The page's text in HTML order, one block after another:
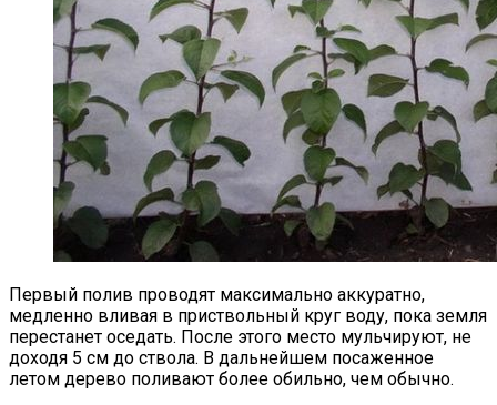
Первый полив проводят максимально аккуратно,
медленно вливая в приствольный круг воду, пока земля
перестанет оседать. После этого место мульчируют, не
доходя 5 см до ствола. В дальнейшем посаженное
летом дерево поливают более обильно, чем обычно.